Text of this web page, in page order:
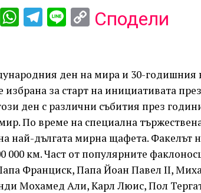
ViberWhatsApp
Telegram
LineCopy
Сподели
ден на мира и 30-годишния
за старт на инициативата
ден с различни събития през
По време на специална
най-дългата мирна щафета. Факелът
000 км. Част от популярните
Франциск, Папа Йоан Павел II,
Мохамед Али, Карл Люис, Пол